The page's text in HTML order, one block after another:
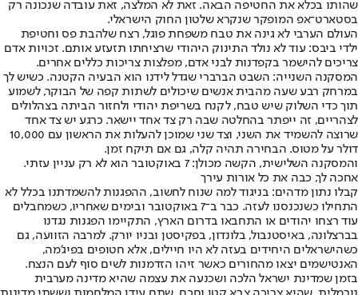
שהותו בכלא את החטיפה הבאה. זאת לא המלצה, זאת עובדה שנכונה רק
בסטארט־אפ המופקר שנקרא שלטון החוק הישראלי.
העולם הערבי לא גינה את טבח משפחת פוגל, רצח שלהבת פס וחטיפת
ילדי ביבס: עוד לא נולד התינוק היהודי שרציחתו תזעזע אותם. זכויות אדם
צריכים להישמר בקפדנות לבני אדם, מפלצות צריכות כללים אחרים.
המסקנה השנייה: השבט הברברי שגדל לידנו הוא הבעיה הקטנה. כשיש לך
במרחק רבע שעה מהבית אנשים שיכולים לשתות קפה של הבוקר, לשמוע
תוך כדי השלוק שיש טבח, לקנח בשריפת יהודי ולחזור הביתה בצהלולים
לצהריים, זה ייפתר בהחלטה שבה רק צד אחד יישאר. כרגע יש צד אחד
שרוצה להשמיד את השני, וצד שני שמוכן להעלות את הראשון עם 10,000
דולר על מטוס. הבחירה תהיה קלה, גם אם תיקח זמן.
והמסקנה השלישית, הקשה מכולן: 7 באוקטובר הוא לא רק עניין עזתי.
אחכה לך, כבה את כל אורות עירך
קבלו נתון מדהים: בניגוד למה שנוח לחשוב, ההפגנות להשמדתנו בכלל לא
התחילו כשנכנסנו לעזה. כבר ב־7 באוקטובר ובימים שאחריו, כשמחבלים
עוד רצחו יהודים או התחבאו בדרום הארץ, התקיימו הפגנות נגדנו
בברצלונה, באיסטנבול, בלונדון, בפקיסטן ובניו יורק. למרבה הזוועה, גם
כשהישראלים היחידים בעזה לא היו חיילים, אלא חטופים בפיג'מה,
האנטישמים יצאו מהחורים כאשר זיהו הזדמנות לשים סוף לעם הנצח.
בזמן שמדינת ישראל הלכה ושכנעה את עצמה שהיא מדינה מערבית